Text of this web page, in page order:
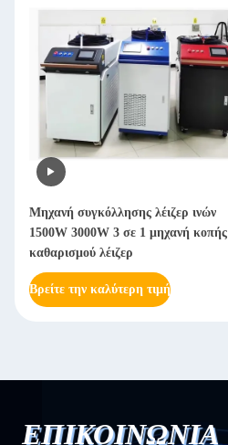
Μηχανή συγκόλλησης λέιζερ ινών
1500W 3000W 3 σε 1 μηχανή κοπής
καθαρισμού λέιζερ
Βρείτε την καλύτερη τιμή
ΕΠΙΚΟΙΝΩΝΙΑ